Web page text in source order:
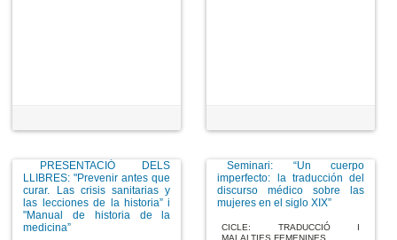
PRESENTACIÓ DELS
LLIBRES: "Prevenir antes que
curar. Las crisis sanitarias y
las lecciones de la historia” i
"Manual de historia de la
medicina”
Seminari: “Un cuerpo
imperfecto: la traducción del
discurso médico sobre las
mujeres en el siglo XIX”
CICLE: TRADUCCIÓ I
MALALTIES FEMENINES